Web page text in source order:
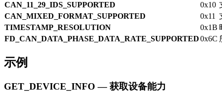
CAN_11_29_IDS_SUPPORTED
0x10
CAN_MIXED_FORMAT_SUPPORTED
0x11
TIMESTAMP_RESOLUTION
0x1B
FD_CAN_DATA_PHASE_DATA_RATE_SUPPORTED0x6C
示例
GET_DEVICE_INFO — 获取设备能力